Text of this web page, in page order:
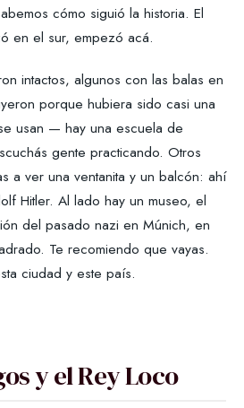
cómo siguió la historia. El
en el sur, empezó acá.
intactos, algunos con las balas en
porque hubiera sido casi una
usan — hay una escuela de
gente practicando. Otros
a ver una ventanita y un balcón: ahí
Hitler. Al lado hay un museo, el
del pasado nazi en Múnich, en
Te recomiendo que vayas.
ciudad y este país.
y el Rey Loco